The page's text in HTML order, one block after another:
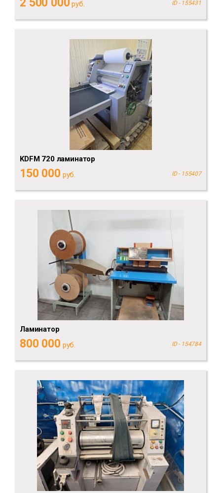
руб. ID - 155431
KDFM 720 ламинатор
150 000 руб. ID - 155407
Ламинатор
800 000 руб. ID - 154784